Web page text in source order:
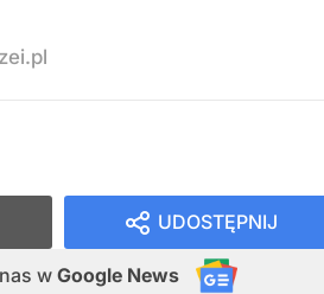
UDOSTĘPNIJ
w Google News